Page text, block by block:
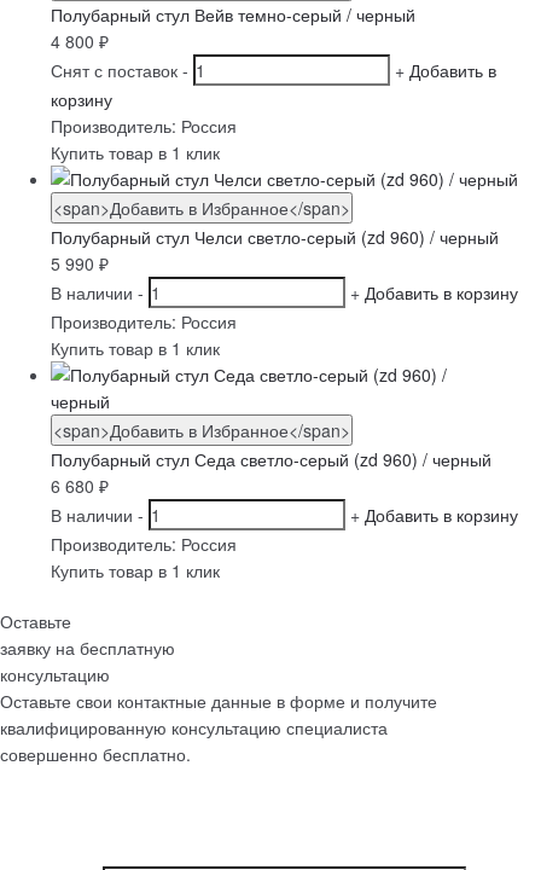
Полубарный стул Вейв темно-серый / черный
4 800 ₽
Снят с поставок - + Добавить в
корзину
Производитель: Россия
Купить товар в 1 клик
<span>Добавить в Избранное</span>
Полубарный стул Челси светло-серый (zd 960) / черный
5 990 ₽
В наличии - + Добавить в корзину
Производитель: Россия
Купить товар в 1 клик
<span>Добавить в Избранное</span>
Полубарный стул Седа светло-серый (zd 960) / черный
6 680 ₽
В наличии - + Добавить в корзину
Производитель: Россия
Купить товар в 1 клик
Оставьте
заявку на бесплатную
консультацию
Оставьте свои контактные данные в форме и получите
квалифицированную консультацию специалиста
совершенно бесплатно.